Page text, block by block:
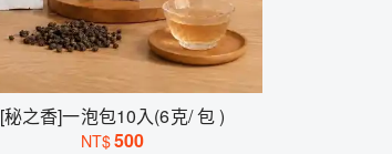
[秘之香]一泡包10入(6克/ 包 )
NT$500